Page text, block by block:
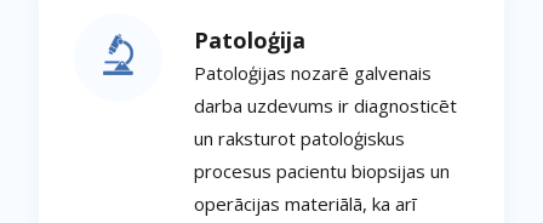
Patoloģija
Patoloģijas nozarē galvenais
darba uzdevums ir diagnosticēt
un raksturot patoloģiskus
procesus pacientu biopsijas un
operācijas materiālā, ka arī